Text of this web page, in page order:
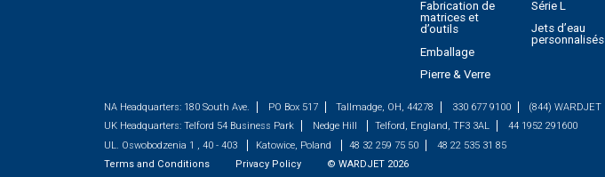
Fabrication de
matrices et
d’outils
Emballage
Pierre & Verre
Série L
Jets d’eau
personnalisés
NA Headquarters: 180 South Ave. PO Box 517 Tallmadge, OH, 44278 330 677 9100
(844) WARDJET
UK Headquarters: Telford 54 Business Park Nedge Hill Telford, England, TF3 3AL
44 1952 291600
UL. Oswobodzenia 1 , 40 - 403
Katowice, Poland 48 32 259 75 50
48 22 535 31 85
Terms and Conditions
Privacy Policy © WARDJET 2026